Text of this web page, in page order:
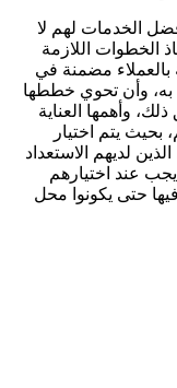
الخدمات لهم لا
الخطوات اللازمة
بالعملاء مضمنة في
به، وأن تحوي خططها
وأهمها العناية
بحيث يتم اختيار
لديهم الاستعداد
يجب عند اختيارهم
فيها حتى يكونوا محل